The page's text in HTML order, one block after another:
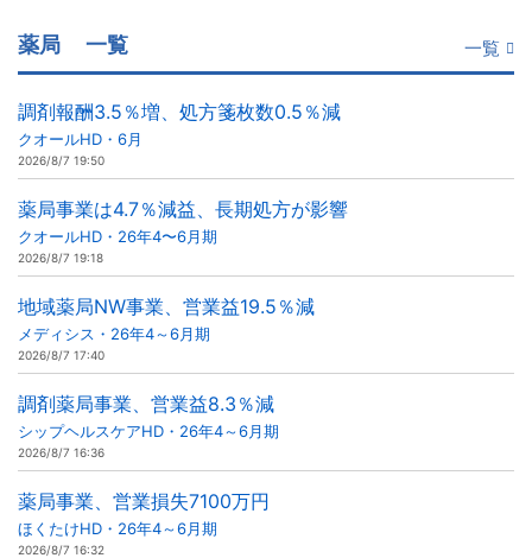
薬局 一覧 一覧
調剤報酬3.5％増、処方箋枚数0.5％減
クオールHD・6月
2026/8/7 19:50
薬局事業は4.7％減益、長期処方が影響
クオールHD・26年4〜6月期
2026/8/7 19:18
地域薬局NW事業、営業益19.5％減
メディシス・26年4～6月期
2026/8/7 17:40
調剤薬局事業、営業益8.3％減
シップヘルスケアHD・26年4～6月期
2026/8/7 16:36
薬局事業、営業損失7100万円
ほくたけHD・26年4～6月期
2026/8/7 16:32